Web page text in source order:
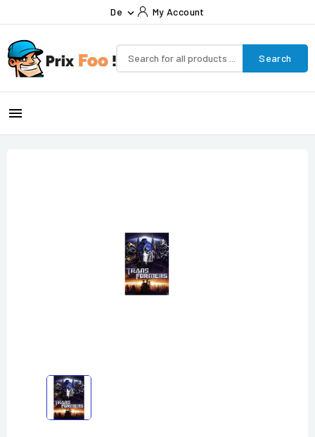
De  My Account
Search
